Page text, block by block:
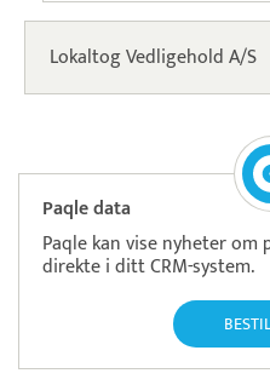
Lokaltog Vedligehold A/S
Paqle data
Paqle kan vise nyheter
direkte i ditt CRM-system.